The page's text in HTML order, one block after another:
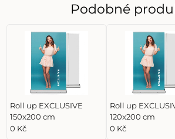
Podobné
Roll up EXCLUSIVE
150x200 cm
0 Kč
Roll up
120x200 cm
0 Kč